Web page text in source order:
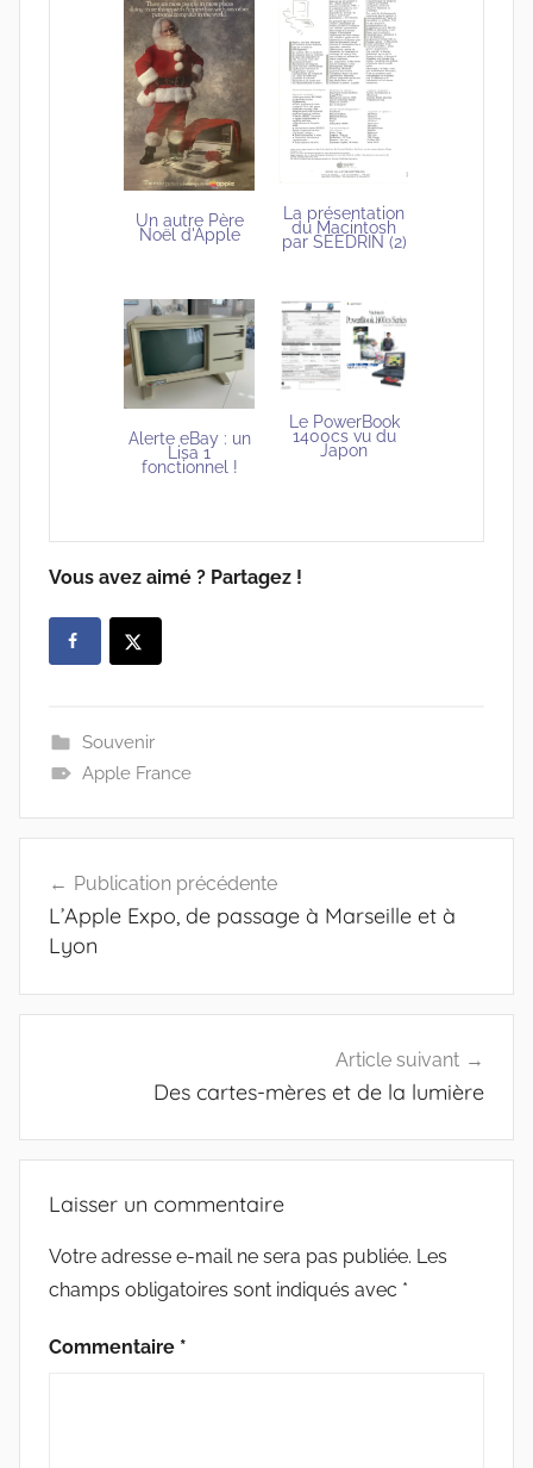
Un autre Père
Noël d'Apple
La présentation
du Macintosh
par SEEDRIN (2)
Alerte eBay : un
Lisa 1
fonctionnel !
Le PowerBook
1400cs vu du
Japon
Vous avez aimé ? Partagez !
Souvenir
Apple France
de
l’article
Publication précédente
L’Apple Expo, de passage à Marseille et à
Lyon
Article suivant
Des cartes-mères et de la lumière
Laisser un commentaire
Votre adresse e-mail ne sera pas publiée. Les
champs obligatoires sont indiqués avec *
Commentaire *